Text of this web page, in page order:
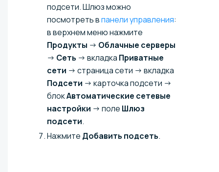
подсети. Шлюз можно
посмотреть впанели управления:
в верхнем меню нажмите
Продукты → Облачные серверы
→ Сеть → вкладка Приватные
сети → страница сети → вкладка
Подсети → карточка подсети →
блокАвтоматические сетевые
настройки → поле Шлюз
подсети.
Нажмите Добавить подсеть.